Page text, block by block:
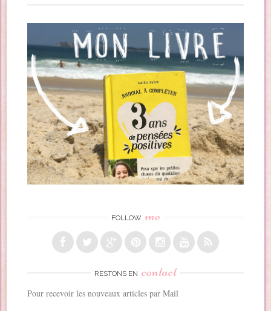
FOLLOW me
RESTONS EN contact
Pour recevoir les nouveaux articles par Mail